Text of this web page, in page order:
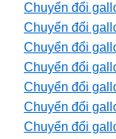
Chuyển đổi
Chuyển đổi
Chuyển đổi
Chuyển đổi
Chuyển đổi
Chuyển đổi
Chuyển đổi